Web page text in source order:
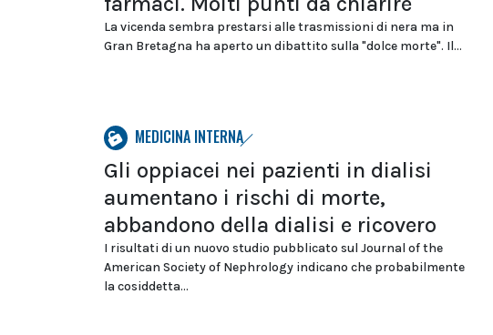
La vicenda sembra prestarsi alle trasmissioni di nera ma in
Gran Bretagna ha aperto un dibattito sulla "dolce morte". Il...
MEDICINA INTERNA
Gli oppiacei nei pazienti in dialisi
aumentano i rischi di morte,
abbandono della dialisi e ricovero
I risultati di un nuovo studio pubblicato sul Journal of the
American Society of Nephrology indicano che probabilmente
la cosiddetta...